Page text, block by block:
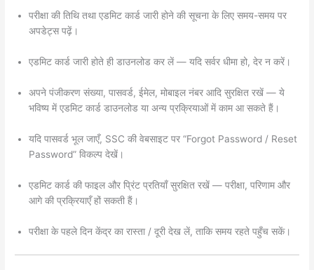
परीक्षा की तिथि तथा एडमिट कार्ड जारी होने की सूचना के लिए समय-समय पर
अपडेट्स पढ़ें।
एडमिट कार्ड जारी होते ही डाउनलोड कर लें — यदि सर्वर धीमा हो, देर न करें।
अपने पंजीकरण संख्या, पासवर्ड, ईमेल, मोबाइल नंबर आदि सुरक्षित रखें — ये
भविष्य में एडमिट कार्ड डाउनलोड या अन्य प्रक्रियाओं में काम आ सकते हैं।
यदि पासवर्ड भूल जाएँ, SSC की वेबसाइट पर “Forgot Password / Reset
Password” विकल्प देखें।
एडमिट कार्ड की फाइल और प्रिंट प्रतियाँ सुरक्षित रखें — परीक्षा, परिणाम और
आगे की प्रक्रियाएँ हों सकती हैं।
परीक्षा के पहले दिन केंद्र का रास्ता / दूरी देख लें, ताकि समय रहते पहुँच सकें।